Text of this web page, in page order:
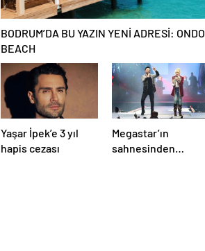
BODRUM’DA BU YAZIN YENİ ADRESİ: ONDO
BEACH
Yaşar İpek’e 3 yıl
hapis cezası
Megastar’ın
sahnesinden